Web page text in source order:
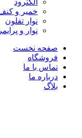
الکترود
خمیر و
نوار تفلون
نوار و پرایمر
صفحه نخست
فروشگاه
تماس با ما
درباره ما
بلاگ